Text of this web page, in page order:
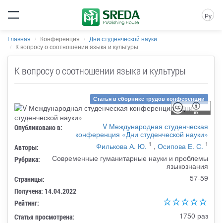
Ру
Главная Конференция
Дни студенческой науки
К вопросу о соотношении языка и культуры
К вопросу о соотношении языка и культуры
Статья в сборнике трудов конференции
Опубликовано в:
V Международная студенческая
конференция «Дни студенческой науки»
Авторы: Филькова А. Ю. 1 , Осипова Е. С. 1
Рубрика:
Современные гуманитарные науки и проблемы
языкознания
Страницы: 57-59
Получена: 14.04.2022
Рейтинг:
Статья просмотрена:
1750 раз